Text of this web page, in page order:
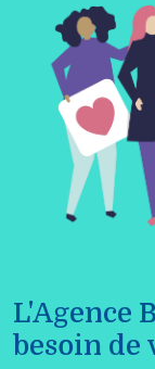
L'Agence
besoin de